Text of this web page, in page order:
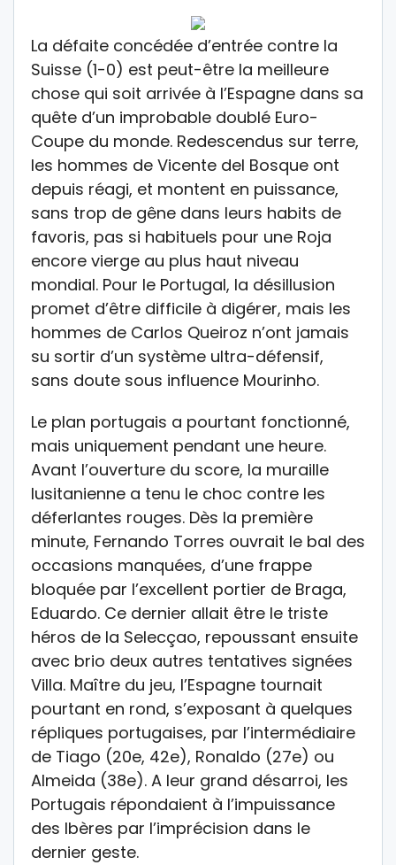
La défaite concédée d’entrée contre la
Suisse (1-0) est peut-être la meilleure
chose qui soit arrivée à l’Espagne dans sa
quête d’un improbable doublé Euro-
Coupe du monde. Redescendus sur terre,
les hommes de Vicente del Bosque ont
depuis réagi, et montent en puissance,
sans trop de gêne dans leurs habits de
favoris, pas si habituels pour une Roja
encore vierge au plus haut niveau
mondial. Pour le Portugal, la désillusion
promet d’être difficile à digérer, mais les
hommes de Carlos Queiroz n’ont jamais
su sortir d’un système ultra-défensif,
sans doute sous influence Mourinho.
Le plan portugais a pourtant fonctionné,
mais uniquement pendant une heure.
Avant l’ouverture du score, la muraille
lusitanienne a tenu le choc contre les
déferlantes rouges. Dès la première
minute, Fernando Torres ouvrait le bal des
occasions manquées, d’une frappe
bloquée par l’excellent portier de Braga,
Eduardo. Ce dernier allait être le triste
héros de la Selecçao, repoussant ensuite
avec brio deux autres tentatives signées
Villa. Maître du jeu, l’Espagne tournait
pourtant en rond, s’exposant à quelques
répliques portugaises, par l’intermédiaire
de Tiago (20e, 42e), Ronaldo (27e) ou
Almeida (38e). A leur grand désarroi, les
Portugais répondaient à l’impuissance
des Ibères par l’imprécision dans le
dernier geste.